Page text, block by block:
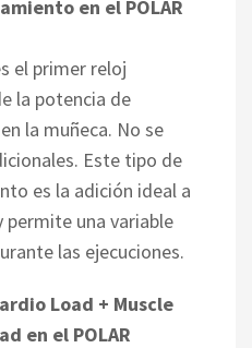
en el POLAR
el primer reloj
la potencia de
la muñeca. No se
Este tipo de
es la adición ideal a
permite una variable
las ejecuciones.
Load + Muscle
en el POLAR